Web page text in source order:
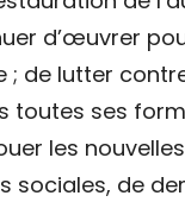
d’œuvrer
; de lutter
toutes ses
les
sociales, de